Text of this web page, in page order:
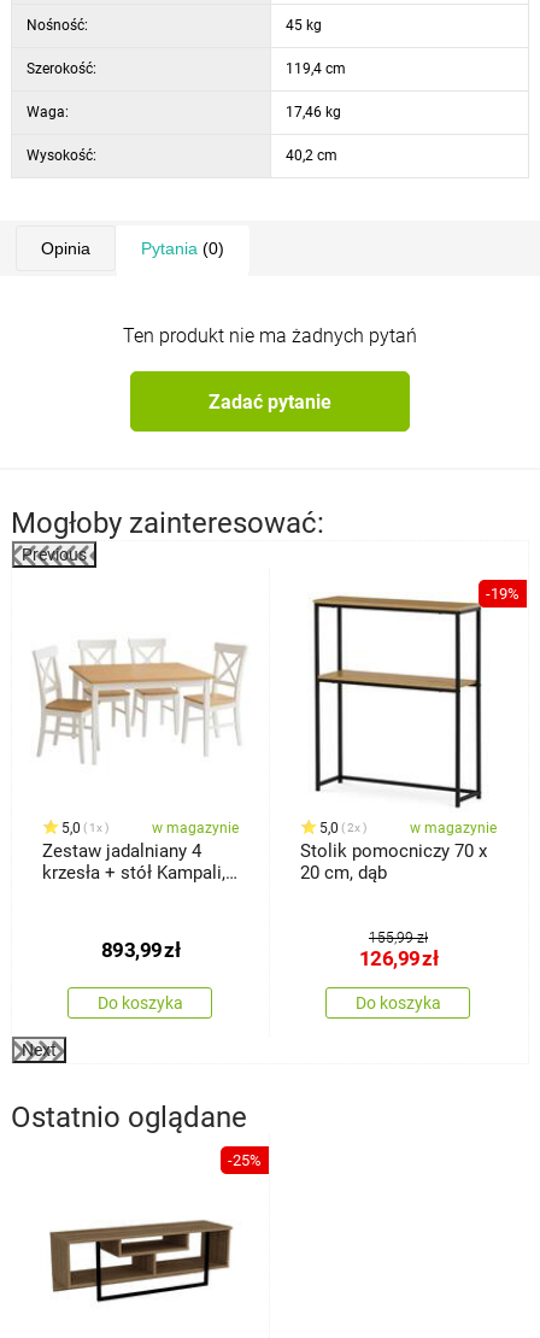
Nośność: 45 kg
Szerokość: 119,4 cm
Waga: 17,46 kg
Wysokość: 40,2 cm
Opinia Pytania (0)
Ten produkt nie ma żadnych pytań
Zadać pytanie
Mogłoby zainteresować:
Previous
5,0 1x w magazynie
Zestaw jadalniany 4
krzesła + stół Kampali,
893,99zł
Do koszyka
-19%
5,0 2x w magazynie
Stolik pomocniczy 70 x
20 cm, dąb
155,99 zł
126,99zł
Do koszyka
Next
Ostatnio oglądane
-25%